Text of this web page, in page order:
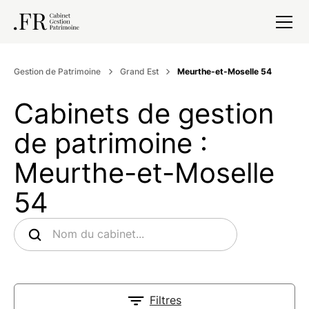
Gestion de Patrimoine Grand Est Meurthe-et-Moselle 54
Cabinets de gestion
de patrimoine :
Meurthe-et-Moselle
54
Filtres